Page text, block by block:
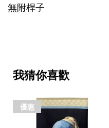
無附桿子
我猜你喜歡
優惠